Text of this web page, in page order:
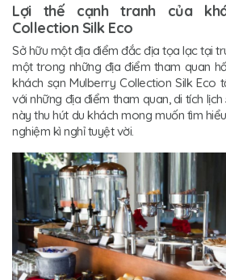
Lợi thế cạnh tranh của
Collection Silk Eco
Sở hữu một địa điểm đắc địa tọa lạc tại
một trong những địa điểm tham quan
khách sạn Mulberry Collection Silk Eco
với những địa điểm tham quan, di tích
này thu hút du khách mong muốn tìm
nghiệm kì nghỉ tuyệt vời.